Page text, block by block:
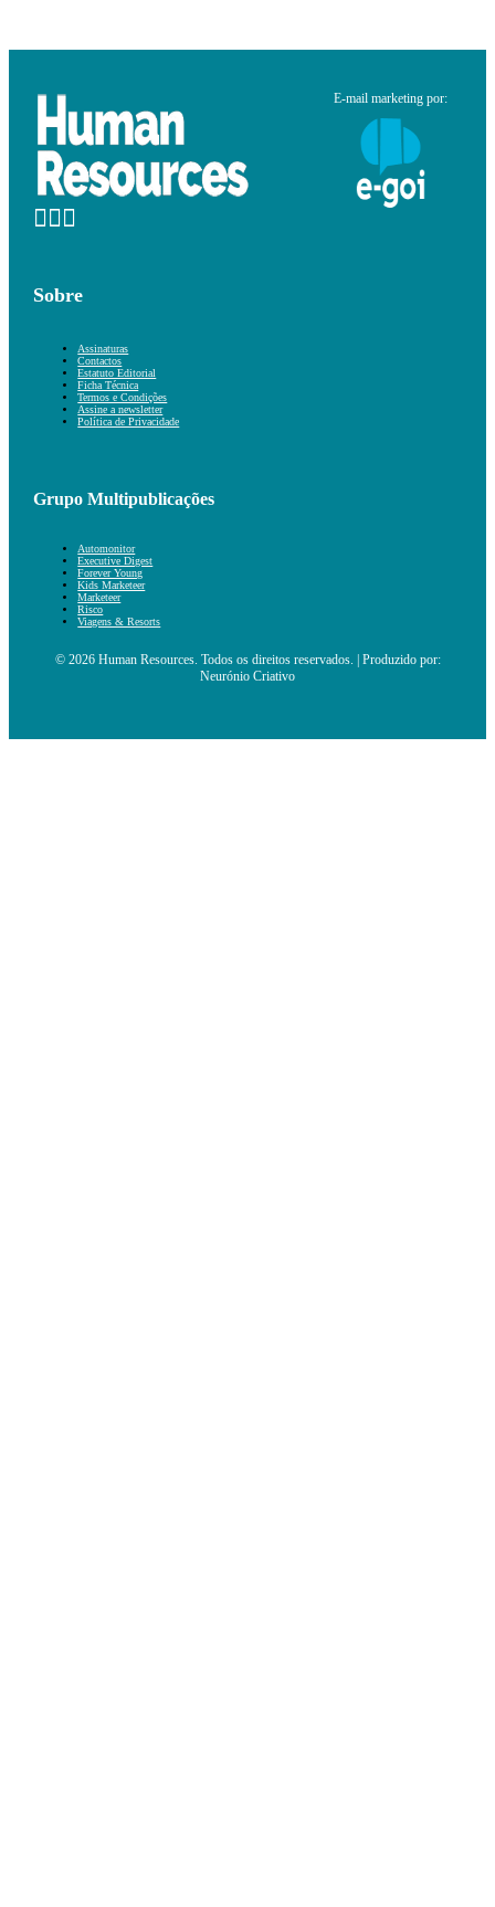
E-mail marketing por:
Sobre
Assinaturas
Contactos
Estatuto Editorial
Ficha Técnica
Termos e Condições
Assine a newsletter
Política de Privacidade
Grupo Multipublicações
Automonitor
Executive Digest
Forever Young
Kids Marketeer
Marketeer
Risco
Viagens & Resorts
© 2026 Human Resources. Todos os direitos reservados. | Produzido por:
Neurónio Criativo